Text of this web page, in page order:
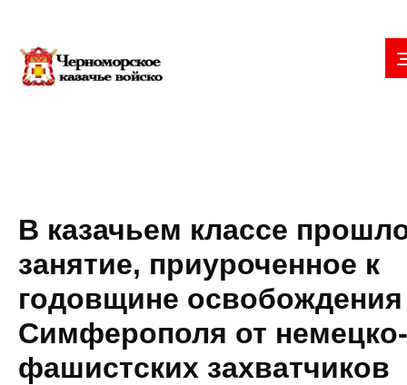
В казачьем классе
занятие, приуроченное к
годовщине освобождения
Симферополя от немецко-
фашистских захватчиков